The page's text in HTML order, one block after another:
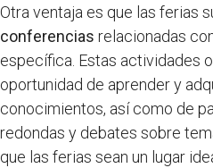
Otra ventaja es que las ferias
conferencias relacionadas
específica. Estas actividades
oportunidad de aprender y
conocimientos, así como de
redondas y debates sobre
que las ferias sean un lugar